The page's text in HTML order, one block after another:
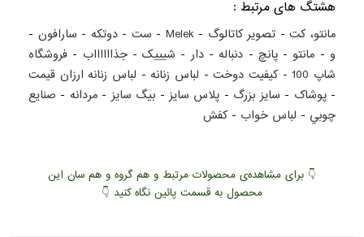
هشتگ های مرتبط :
مانتو، کت- تصویر کاتالوگ -
Melek
- ست -دوتکه - سارافون -
و - مانتو -پانچ - دنباله-دار - شیییک-جذااااااب - فروشگاه
شاپ 100
-کيفيت دوخت- لباس زنانه- لباس زنانه ارزان قيمت
-پوشاک - سايز بزرگ - پلاس سايز- بيگ سايز -مردانه - صنايع
چوبي - لباس خواب -کفش
👇 برای مشاهده‌ی محصولات مرتبط و هم گروه و هم سان این
محصول به قسمت پائین نگاه کنید 👇